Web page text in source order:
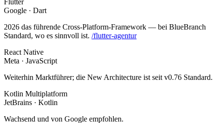
Flutter
Google · Dart
2026 das führende Cross-Platform-Framework — bei BlueBranch
Standard, wo es sinnvoll ist. /flutter-agentur
React Native
Meta · JavaScript
Weiterhin Marktführer; die New Architecture ist seit v0.76 Standard.
Kotlin Multiplatform
JetBrains · Kotlin
Wachsend und von Google empfohlen.